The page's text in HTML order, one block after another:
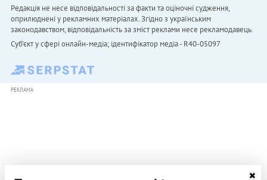
Редакція не несе відповідальності за факти та оціночні судження,
оприлюднені у рекламних матеріалах. Згідно з українським
законодавством, відповідальність за зміст реклами несе рекламодавець.
Cуб'єкт у сфері онлайн-медіа; ідентифікатор медіа - R40-05097
РЕКЛАМА